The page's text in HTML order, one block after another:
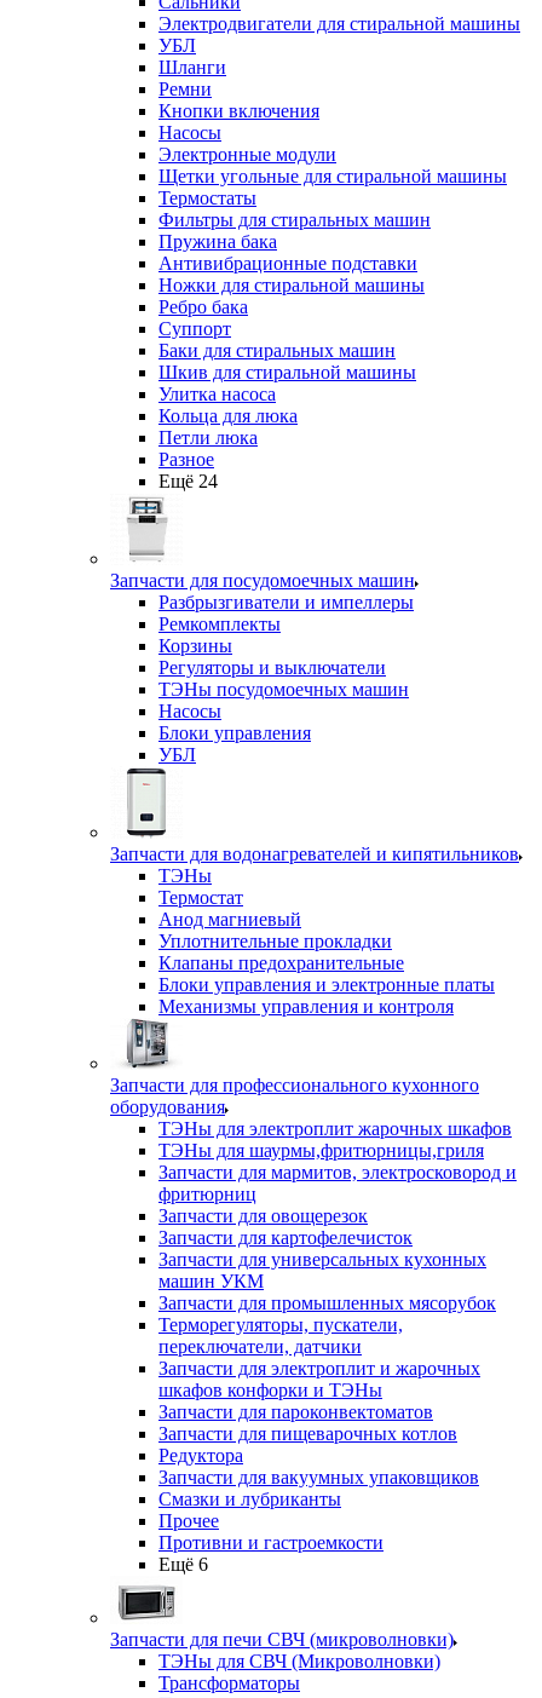
Электродвигатели для стиральной машины
УБЛ
Шланги
Ремни
Кнопки включения
Насосы
Электронные модули
Щетки угольные для стиральной машины
Термостаты
Фильтры для стиральных машин
Пружина бака
Антивибрационные подставки
Ножки для стиральной машины
Ребро бака
Суппорт
Баки для стиральных машин
Шкив для стиральной машины
Улитка насоса
Кольца для люка
Петли люка
Разное
Ещё 24
Запчасти для посудомоечных машин
Разбрызгиватели и импеллеры
Ремкомплекты
Корзины
Регуляторы и выключатели
ТЭНы посудомоечных машин
Насосы
Блоки управления
УБЛ
Запчасти для водонагревателей и кипятильников
ТЭНы
Термостат
Анод магниевый
Уплотнительные прокладки
Клапаны предохранительные
Блоки управления и электронные платы
Механизмы управления и контроля
Запчасти для профессионального кухонного
оборудования
ТЭНы для электроплит жарочных шкафов
ТЭНы для шаурмы,фритюрницы,гриля
Запчасти для мармитов, электросковород и
фритюрниц
Запчасти для овощерезок
Запчасти для картофелечисток
Запчасти для универсальных кухонных
машин УКМ
Запчасти для промышленных мясорубок
Терморегуляторы, пускатели,
переключатели, датчики
Запчасти для электроплит и жарочных
шкафов конфорки и ТЭНы
Запчасти для пароконвектоматов
Запчасти для пищеварочных котлов
Редуктора
Запчасти для вакуумных упаковщиков
Смазки и лубриканты
Прочее
Противни и гастроемкости
Ещё 6
Запчасти для печи СВЧ (микроволновки)
ТЭНы для СВЧ (Микроволновки)
Трансформаторы